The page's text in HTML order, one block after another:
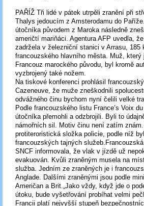
PAŘÍŽ Tři lidé v pátek utrpěli zranění při
Thalys jedoucím z Amsterodamu do
útočníka původem z Maroka následně
američtí mariňáci. Agentura AFP uvedla,
zadržela v železniční stanici v Arrasu, 185
francouzského hlavního města. Muž, který
Francouz marockého původu, byl kromě
vyzbrojený také nožem.
Na tiskové konferenci prohlásil
Cazeneuve, že muže zneškodnili
odvážného činu bychom nyní čelili velké
Podle francouzského listu France’s Voix
útočníka přemohli a odzbrojili. Byli to
námořních sil. Motiv činu není zatím
protiteroristická složka policie, podle níž
francouzských tajných
SNCF informovala, že vlak v jízdě už
evakuován. Kvůli zraněným musela na
služba. Jedním ze zraněných je i
Anglade. Dalšími zraněnými jsou podle
Američan a Brit.„Jako vždy, když jde o
útoku, bude vyšetřování probíhat velmi
Francii platí nejvyšší stupeň